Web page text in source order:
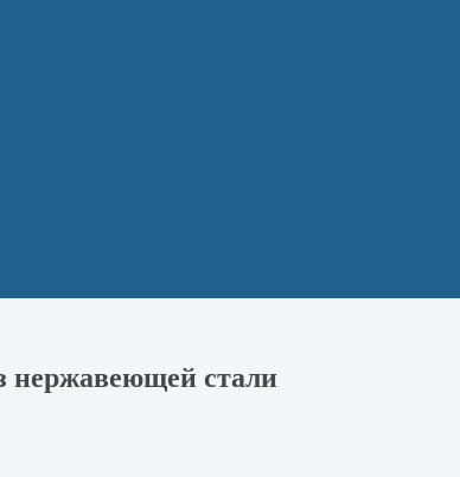
нержавеющей стали